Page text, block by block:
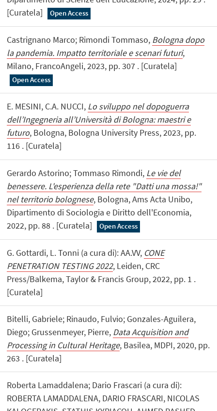
[Curatela]
Open Access
Castrignano Marco; Rimondi Tommaso, Bologna dopo
la pandemia. Impatto territoriale e scenari futuri,
Milano, FrancoAngeli, 2023, pp. 307 . [Curatela]
Open Access
E. MESINI, C.A. NUCCI, Lo sviluppo nel dopoguerra
dell’Ingegneria all’Università di Bologna: maestri e
futuro, Bologna, Bologna University Press, 2023, pp.
116 . [Curatela]
Gerardo Astorino; Tommaso Rimondi, Le vie del
benessere. L'esperienza della rete "Datti una mossa!"
nel territorio bolognese, Bologna, Ams Acta Unibo,
Dipartimento di Sociologia e Diritto dell'Economia,
2022, pp. 88 . [Curatela]
Open Access
G. Gottardi, L. Tonni (a cura di): AA.VV, CONE
PENETRATION TESTING 2022, Leiden, CRC
Press/Balkema, Taylor & Francis Group, 2022, pp. 1 .
[Curatela]
Bitelli, Gabriele; Rinaudo, Fulvio; Gonzales-Aguilera,
Diego; Grussenmeyer, Pierre, Data Acquisition and
Processing in Cultural Heritage, Basilea, MDPI, 2020, pp.
263 . [Curatela]
Roberta Lamaddalena; Dario Frascari (a cura di):
ROBERTA LAMADDALENA, DARIO FRASCARI, NICOLAS